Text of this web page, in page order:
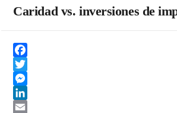
Caridad vs. inversiones de
Facebook
Twitter
Messenger
LinkedIn